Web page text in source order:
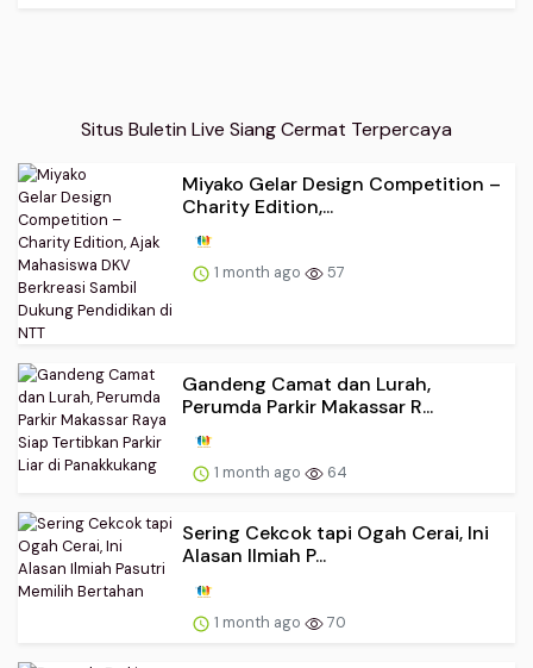
Situs Buletin Live Siang Cermat Terpercaya
Miyako Gelar Design Competition –
Charity Edition,...
1 month ago 57
Gandeng Camat dan Lurah,
Perumda Parkir Makassar R...
1 month ago 64
Sering Cekcok tapi Ogah Cerai, Ini
Alasan Ilmiah P...
1 month ago 70